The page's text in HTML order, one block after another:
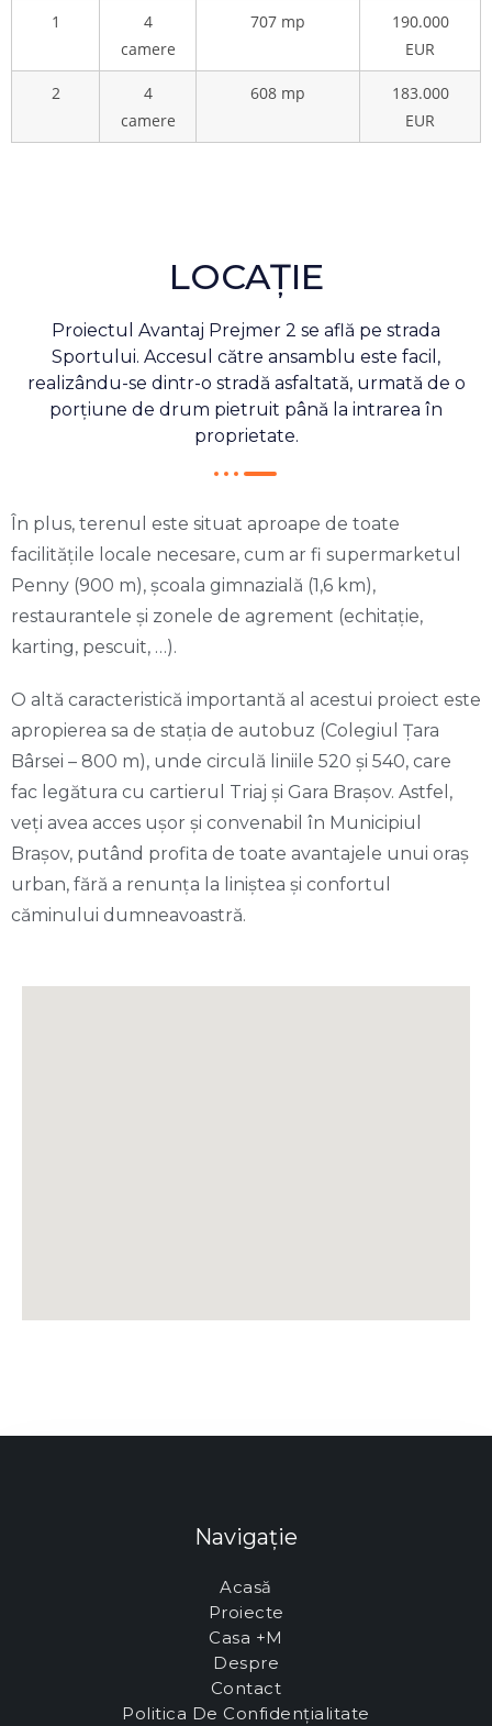
1
4
camere
707 mp
190.000
EUR
2
4
camere
608 mp
183.000
EUR
LOCAȚIE
Proiectul Avantaj Prejmer 2 se află pe strada
Sportului. Accesul către ansamblu este facil,
realizându-se dintr-o stradă asfaltată, urmată de o
porțiune de drum pietruit până la intrarea în
proprietate.
În plus, terenul este situat aproape de toate
facilitățile locale necesare, cum ar fi supermarketul
Penny (900 m), școala gimnazială (1,6 km),
restaurantele și zonele de agrement (echitație,
karting, pescuit, …).
O altă caracteristică importantă al acestui proiect este
apropierea sa de stația de autobuz (Colegiul Țara
Bârsei – 800 m), unde circulă liniile 520 și 540, care
fac legătura cu cartierul Triaj și Gara Brașov. Astfel,
veți avea acces ușor și convenabil în Municipiul
Brașov, putând profita de toate avantajele unui oraș
urban, fără a renunța la liniștea și confortul
căminului dumneavoastră.
Navigație
Acasă
Proiecte
Casa +M
Despre
Contact
Politica De Confidențialitate